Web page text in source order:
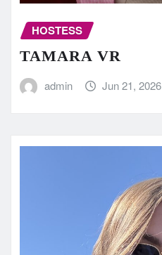
HOSTESS
TAMARA VR
admin Jun 21, 2026